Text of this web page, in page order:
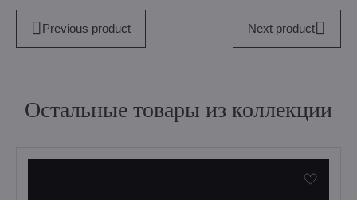
Previous product Next product
Остальные товары из коллекции